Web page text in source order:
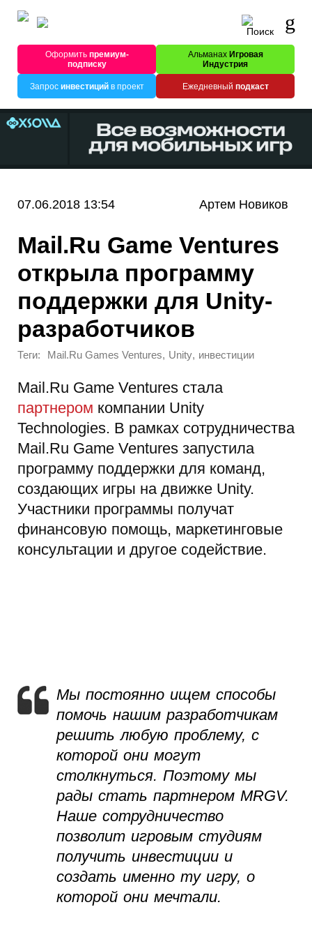
Оформитьпремиум-
подписку
Альманах Игровая
Индустрия
Запрос инвестицийв проект Ежедневный подкаст
07.06.2018 13:54 Артем Новиков
Mail.Ru Game Ventures
открыла программу
поддержки для Unity-
разработчиков
Теги: Mail.Ru Games Ventures, Unity, инвестиции
Mail.Ru Game Ventures стала
партнером компании Unity
Technologies. В рамках сотрудничества
Mail.Ru Game Ventures запустила
программу поддержки для команд,
создающих игры на движке Unity.
Участники программы получат
финансовую помощь, маркетинговые
консультации и другое содействие.
Мы постоянно ищем способы
помочь нашим разработчикам
решить любую проблему, с
которой они могут
столкнуться. Поэтому мы
рады стать партнером MRGV.
Наше сотрудничество
позволит игровым студиям
получить инвестиции и
создать именно ту игру, о
которой они мечтали.